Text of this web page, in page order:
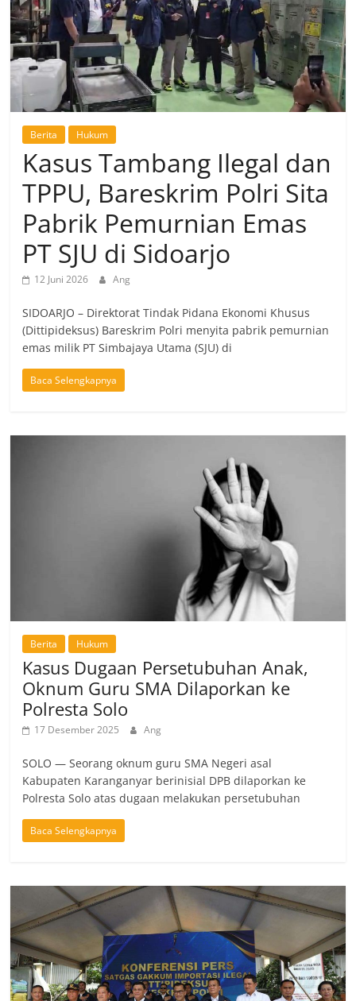
Berita Hukum
Kasus Tambang Ilegal dan
TPPU, Bareskrim Polri Sita
Pabrik Pemurnian Emas
PT SJU di Sidoarjo
12 Juni 2026 Ang
SIDOARJO – Direktorat Tindak Pidana Ekonomi Khusus
(Dittipideksus) Bareskrim Polri menyita pabrik pemurnian
emas milik PT Simbajaya Utama (SJU) di
Baca Selengkapnya
Berita Hukum
Kasus Dugaan Persetubuhan Anak,
Oknum Guru SMA Dilaporkan ke
Polresta Solo
17 Desember 2025 Ang
SOLO — Seorang oknum guru SMA Negeri asal
Kabupaten Karanganyar berinisial DPB dilaporkan ke
Polresta Solo atas dugaan melakukan persetubuhan
Baca Selengkapnya